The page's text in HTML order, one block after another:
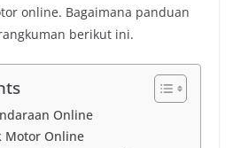
online. Bagaimana panduan
berikut ini.
Online
Motor Online